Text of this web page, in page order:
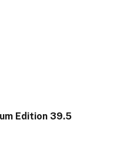
Edition 39.5